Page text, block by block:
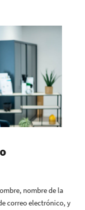
nombre de la
correo electrónico, y